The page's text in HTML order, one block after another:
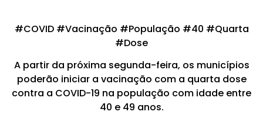
#COVID #Vacinação #População #40 #Quarta
#Dose
A partir da próxima segunda-feira, os municípios
poderão iniciar a vacinação com a quarta dose
contra a COVID-19 na população com idade entre
40 e 49 anos.